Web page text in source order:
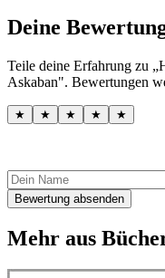
Deine
Teile deine Erfahrung zu
Askaban". Bewertungen
★ ★ ★ ★ ★
Bewertung absenden
Mehr aus